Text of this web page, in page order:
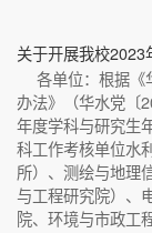
关于开展我校2023
各单位：根据《
办法》（华水党〔
年度学科与研究生
科工作考核单位水
所）、测绘与地理
与工程研究院）、
院、环境与市政工